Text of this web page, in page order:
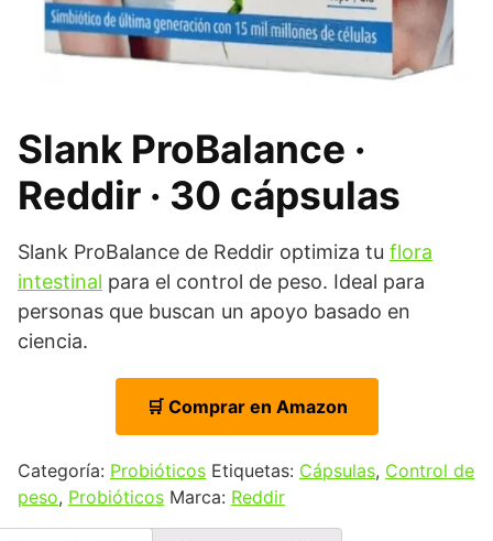
Slank ProBalance ·
Reddir · 30 cápsulas
Slank ProBalance de Reddir optimiza tu flora
intestinal para el control de peso. Ideal para
personas que buscan un apoyo basado en
ciencia.
🛒 Comprar en Amazon
Categoría: Probióticos Etiquetas: Cápsulas, Control de
peso, Probióticos Marca: Reddir